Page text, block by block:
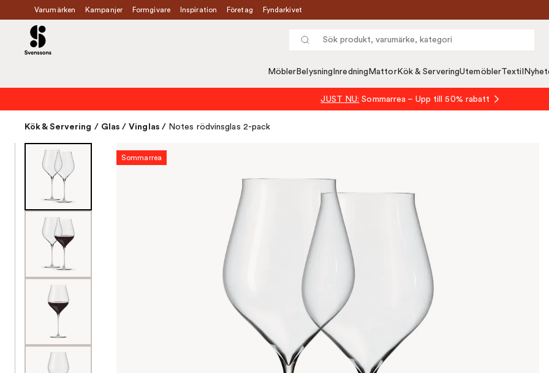
Varumärken Kampanjer Formgivare Inspiration Företag Fyndarkivet
Möbler Belysning Inredning MattorKök & ServeringUtemöblerTextil
JUST NU: Sommarrea – Upp till 50% rabatt
Kök & Servering / Glas / Vinglas / Notes rödvinsglas 2-pack
Sommarrea